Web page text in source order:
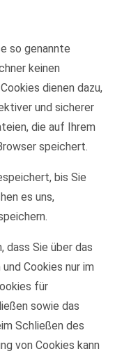
so genannte
keinen
dienen dazu,
und sicherer
die auf Ihrem
speichert.
bis Sie
es uns,
dass Sie über das
Cookies nur im
für
sowie das
Schließen des
von Cookies kann